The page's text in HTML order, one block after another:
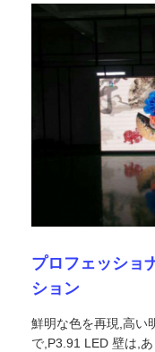
引金 を 求め て
LED ビデオウォ
LEDディスプレ
コンサートLED
ステージLEDス
プロフェッショ
ション
鮮明な色を再現,高い
で,P3.91 LED 壁は,